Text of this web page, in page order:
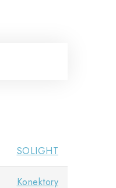
SOLIGHT
Konektory